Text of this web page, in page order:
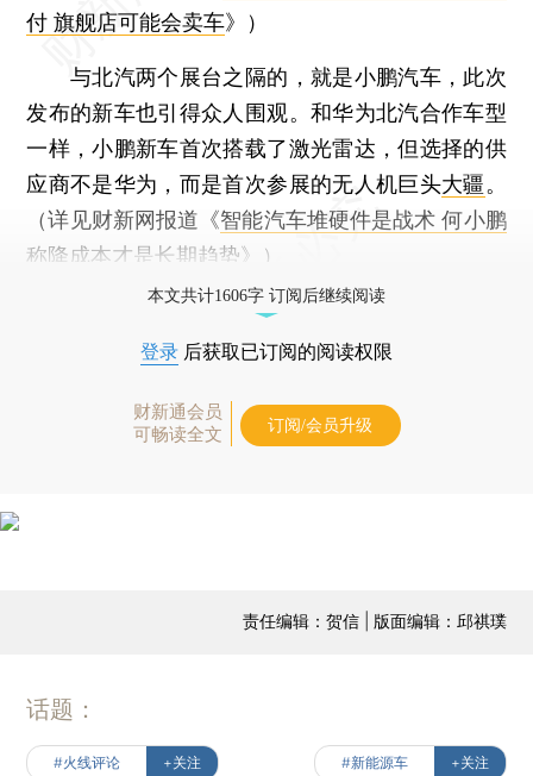
付 旗舰店可能会卖车》）
与北汽两个展台之隔的，就是小鹏汽车，此次
发布的新车也引得众人围观。和华为北汽合作车型
一样，小鹏新车首次搭载了激光雷达，但选择的供
应商不是华为，而是首次参展的无人机巨头大疆。
（详见财新网报道《智能汽车堆硬件是战术 何小鹏
称降成本才是长期趋势》）
本文共计1606字 订阅后继续阅读
登录 后获取已订阅的阅读权限
财新通会员
可畅读全文
订阅/会员升级
责任编辑：贺信 | 版面编辑：邱祺璞
话题：
#火线评论 +关注 #新能源车 +关注